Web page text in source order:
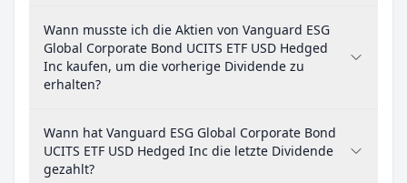
Wann musste ich die Aktien von Vanguard ESG
Global Corporate Bond UCITS ETF USD Hedged
Inc kaufen, um die vorherige Dividende zu
erhalten?
Wann hat Vanguard ESG Global Corporate Bond
UCITS ETF USD Hedged Inc die letzte Dividende
gezahlt?